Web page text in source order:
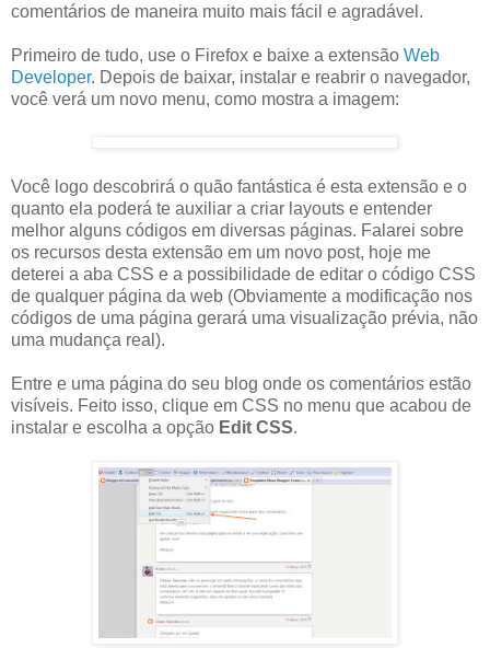
comentários de maneira muito mais fácil e agradável.
Primeiro de tudo, use o Firefox e baixe a extensão Web
Developer. Depois de baixar, instalar e reabrir o navegador,
você verá um novo menu, como mostra a imagem:
Você logo descobrirá o quão fantástica é esta extensão e o
quanto ela poderá te auxiliar a criar layouts e entender
melhor alguns códigos em diversas páginas. Falarei sobre
os recursos desta extensão em um novo post, hoje me
deterei a aba CSS e a possibilidade de editar o código CSS
de qualquer página da web (Obviamente a modificação nos
códigos de uma página gerará uma visualização prévia, não
uma mudança real).
Entre e uma página do seu blog onde os comentários estão
visíveis. Feito isso, clique em CSS no menu que acabou de
instalar e escolha a opção Edit CSS.